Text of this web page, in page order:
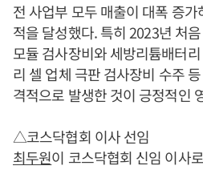
전 사업부 모두 매출이 대폭 증
적을 달성했다. 특히 2023년 처
모듈 검사장비와 세방리튬배터
리 셀 업체 극판 검사장비 수주
격적으로 발생한 것이 긍정적인
△코스닥협회 이사 선임
최두원이 코스닥협회 신임 이사